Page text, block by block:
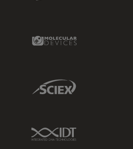
Molecular Devices Link
Sciex Link
IDT Link